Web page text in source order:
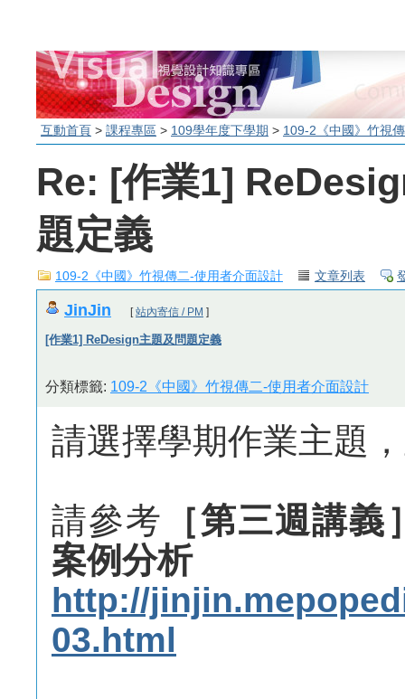
互動首頁 > 課程專區 > 109學年度下學期 > 109-2《中國》竹視
Re: [作業1]
題定義
109-2《中國》竹視傳二-使用者介面設計 文章列表
JinJin [站內寄信 / PM ]
[作業1] ReDesign主題及問題定義
分類標籤: 109-2《中國》竹視傳二-使用者介面設計
請選擇學期作業主題
請參考 ［第三週講
案例分析
http://
03.html